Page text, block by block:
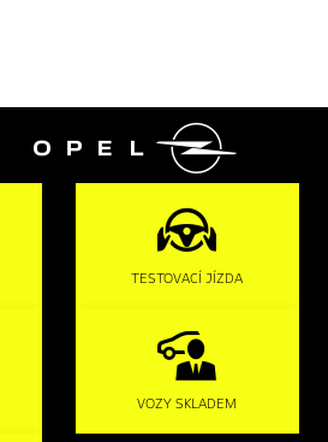

TESTOVACÍ JÍZDA
VOZY SKLADEM